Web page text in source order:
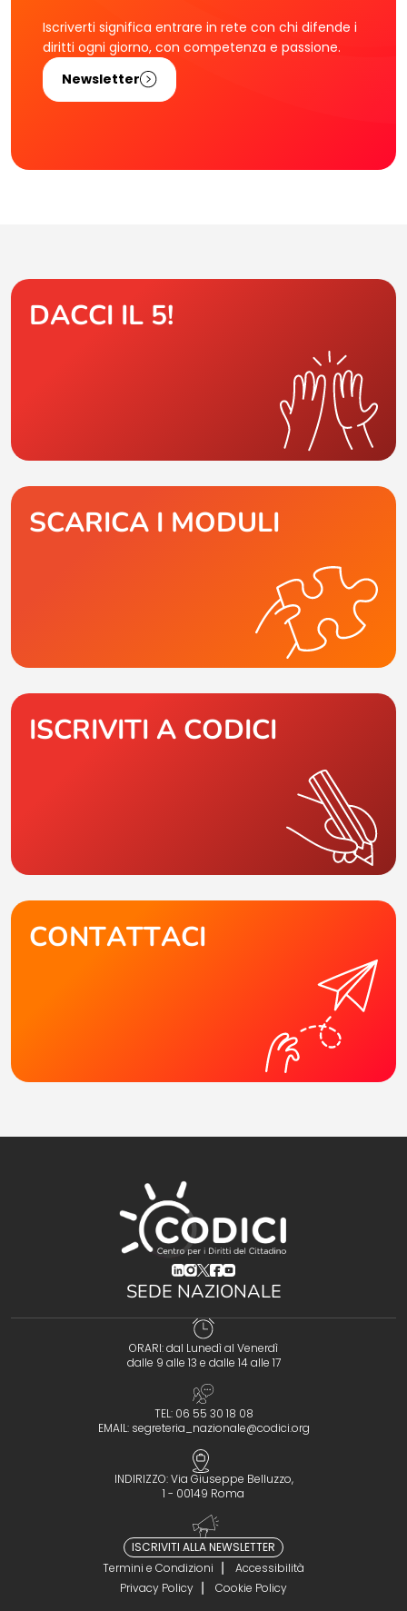
Iscriverti significa entrare in rete con chi difende i
diritti ogni giorno, con competenza e passione.
Newsletter
DACCI IL 5!
SCARICA I MODULI
ISCRIVITI A CODICI
CONTATTACI
(opens in a new tab)
(opens in a new tab)
(opens in a new tab)
(opens in a new tab)
(opens in a new tab)
SEDE NAZIONALE
ORARI: dal Lunedì al Venerdì
dalle 9 alle 13 e dalle 14 alle 17
TEL: 06 55 30 18 08
EMAIL: segreteria_nazionale@codici.org
INDIRIZZO: Via Giuseppe Belluzzo,
1 - 00149 Roma
ISCRIVITI ALLA NEWSLETTER
Termini e Condizioni
Accessibilità
Privacy Policy
Cookie Policy